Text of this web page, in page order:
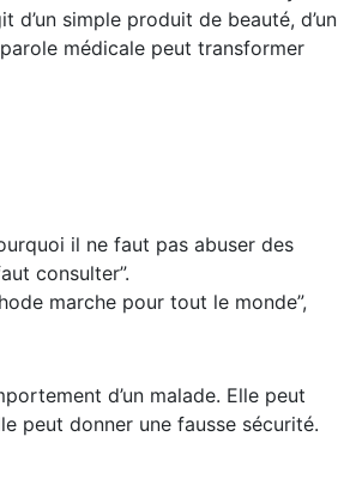
d’un influenceur ordinaire. Il y voit
simple produit de beauté, d’un
médicale peut transformer
il ne faut pas abuser des
consulter”.
marche pour tout le monde”,
d’un malade. Elle peut
peut donner une fausse sécurité.